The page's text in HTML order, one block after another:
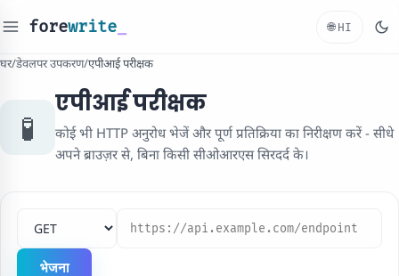
forewrite 🌐 HI
घर/डेवलपर उपकरण/एपीआई परीक्षक
🧪
एपीआई परीक्षक
कोई भी HTTP अनुरोध भेजें और पूर्ण प्रतिक्रिया का निरीक्षण करें - सीधे
अपने ब्राउज़र से, बिना किसी सीओआरएस सिरदर्द के।
यूआरएल का अनुरोध करें
भेजना